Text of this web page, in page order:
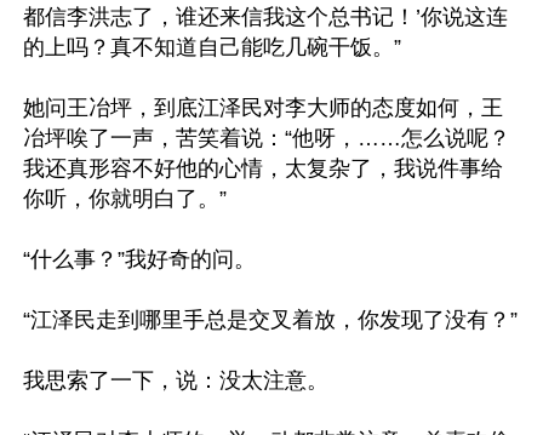
都信李洪志了，谁还来信我这个总书记！’你说这连
的上吗？真不知道自己能吃几碗干饭。”
她问王冶坪，到底江泽民对李大师的态度如何，王
冶坪唉了一声，苦笑着说：“他呀，……怎么说呢？
我还真形容不好他的心情，太复杂了，我说件事给
你听，你就明白了。”
“什么事？”我好奇的问。
“江泽民走到哪里手总是交叉着放，你发现了没有？”
我思索了一下，说：没太注意。